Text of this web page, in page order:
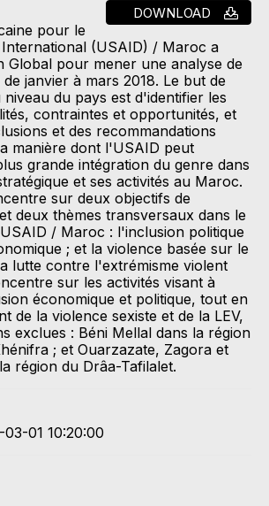
DOWNLOAD
pour le
(USAID) / Maroc a
Global pour mener une analyse de
janvier à mars 2018. Le but de
du pays est d'identifier les
contraintes et opportunités, et
et des recommandations
manière dont l'USAID peut
grande intégration du genre dans
et ses activités au Maroc.
sur deux objectifs de
deux thèmes transversaux dans le
/ Maroc : l'inclusion politique
; et la violence basée sur le
lutte contre l'extrémisme violent
sur les activités visant à
économique et politique, tout en
de la violence sexiste et de la LEV,
exclues : Béni Mellal dans la région
; et Ouarzazate, Zagora et
région du Drâa-Tafilalet.
01 10:20:00